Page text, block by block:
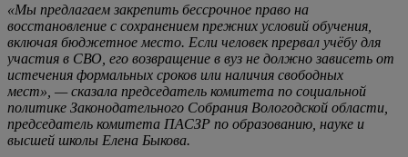
«Мы предлагаем закрепить бессрочное право на
восстановление с сохранением прежних условий обучения,
включая бюджетное место. Если человек прервал учёбу для
участия в СВО, его возвращение в вуз не должно зависеть от
истечения формальных сроков или наличия свободных
мест», — сказала председатель комитета по социальной
политике Законодательного Собрания Вологодской области,
председатель комитета ПАСЗР по образованию, науке и
высшей школы Елена Быкова.